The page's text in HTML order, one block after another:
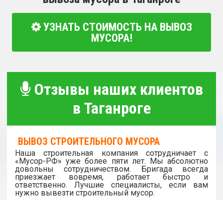
УЗНАТЬ СТОИМОСТЬ НА ВЫВОЗ
МУСОРА!
Отзывы наших клиентов
в Таганроге
ВЫВОЗ СТРОИТЕЛЬНОГО МУСОРА
Наша строительная компания сотрудничает с
«Мусор-РФ» уже более пяти лет. Мы абсолютно
довольны сотрудничеством. Бригада всегда
приезжает вовремя, работает быстро и
ответственно. Лучшие специалисты, если вам
нужно вывезти строительный мусор.